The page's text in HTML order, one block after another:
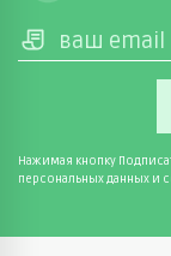
Нажимая кнопку
персональных данных и